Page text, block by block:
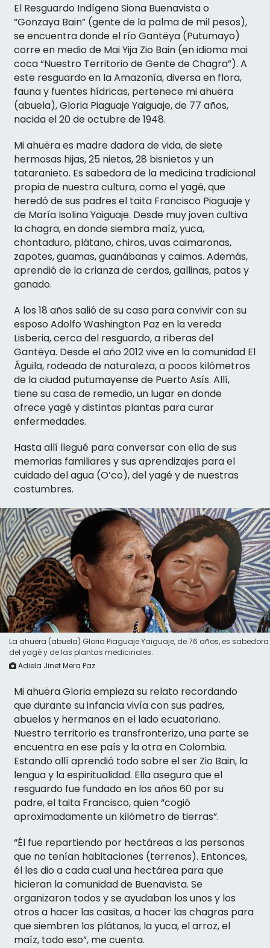
El Resguardo Indígena Siona Buenavista o
“Gonzaya Bain” (gente de la palma de mil pesos),
se encuentra donde el río Gantëya (Putumayo)
corre en medio de Mai Yija Zio Bain (en idioma mai
coca “Nuestro Territorio de Gente de Chagra”). A
este resguardo en la Amazonía, diversa en flora,
fauna y fuentes hídricas, pertenece mi ahuëra
(abuela), Gloria Piaguaje Yaiguaje, de 77 años,
nacida el 20 de octubre de 1948.
Mi ahuëra es madre dadora de vida, de siete
hermosas hijas, 25 nietos, 28 bisnietos y un
tataranieto. Es sabedora de la medicina tradicional
propia de nuestra cultura, como el yagé, que
heredó de sus padres el taita Francisco Piaguaje y
de María Isolina Yaiguaje. Desde muy joven cultiva
la chagra, en donde siembra maíz, yuca,
chontaduro, plátano, chiros, uvas caimaronas,
zapotes, guamas, guanábanas y caimos. Además,
aprendió de la crianza de cerdos, gallinas, patos y
ganado.
A los 18 años salió de su casa para convivir con su
esposo Adolfo Washington Paz en la vereda
Lisberia, cerca del resguardo, a riberas del
Gantëya. Desde el año 2012 vive en la comunidad El
Águila, rodeada de naturaleza, a pocos kilómetros
de la ciudad putumayense de Puerto Asís. Allí,
tiene su casa de remedio, un lugar en donde
ofrece yagé y distintas plantas para curar
enfermedades.
Hasta allí llegué para conversar con ella de sus
memorias familiares y sus aprendizajes para el
cuidado del agua (O’co), del yagé y de nuestras
costumbres.
La ahuëra (abuela) Gloria Piaguaje Yaiguaje, de 76 años, es sabedora
del yagé y de las plantas medicinales.
Adiela Jinet Mera Paz.
Mi ahuëra Gloria empieza su relato recordando
que durante su infancia vivía con sus padres,
abuelos y hermanos en el lado ecuatoriano.
Nuestro territorio es transfronterizo, una parte se
encuentra en ese país y la otra en Colombia.
Estando allí aprendió todo sobre el ser Zio Bain, la
lengua y la espiritualidad. Ella asegura que el
resguardo fue fundado en los años 60 por su
padre, el taita Francisco, quien “cogió
aproximadamente un kilómetro de tierras”.
“Él fue repartiendo por hectáreas a las personas
que no tenían habitaciones (terrenos). Entonces,
él les dio a cada cual una hectárea para que
hicieran la comunidad de Buenavista. Se
organizaron todos y se ayudaban los unos y los
otros a hacer las casitas, a hacer las chagras para
que siembren los plátanos, la yuca, el arroz, el
maíz, todo eso”, me cuenta.